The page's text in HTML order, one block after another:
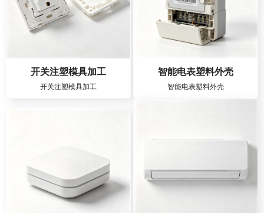
开关注塑模具加工
开关注塑模具加工
智能电表塑料外壳
智能电表塑料外壳